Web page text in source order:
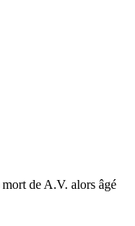
de A.V. alors âgé